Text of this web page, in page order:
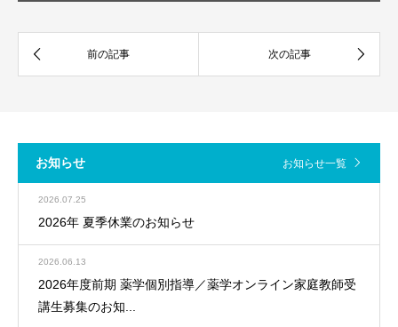
お知らせ お知らせ一覧
2026.07.25
2026年 夏季休業のお知らせ
2026.06.13
2026年度前期 薬学個別指導／薬学オンライン家庭教師受
講生募集のお知...